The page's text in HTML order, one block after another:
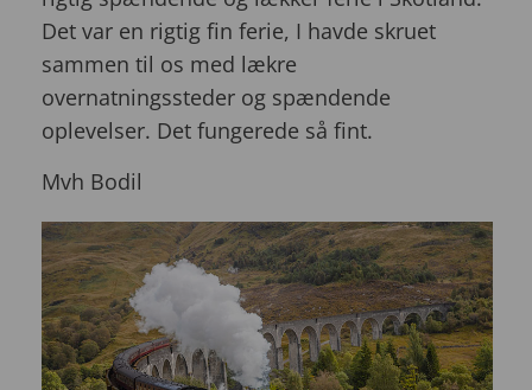
Det var en rigtig fin ferie, I havde skruet
sammen til os med lækre
overnatningssteder og spændende
oplevelser. Det fungerede så fint.
Mvh Bodil